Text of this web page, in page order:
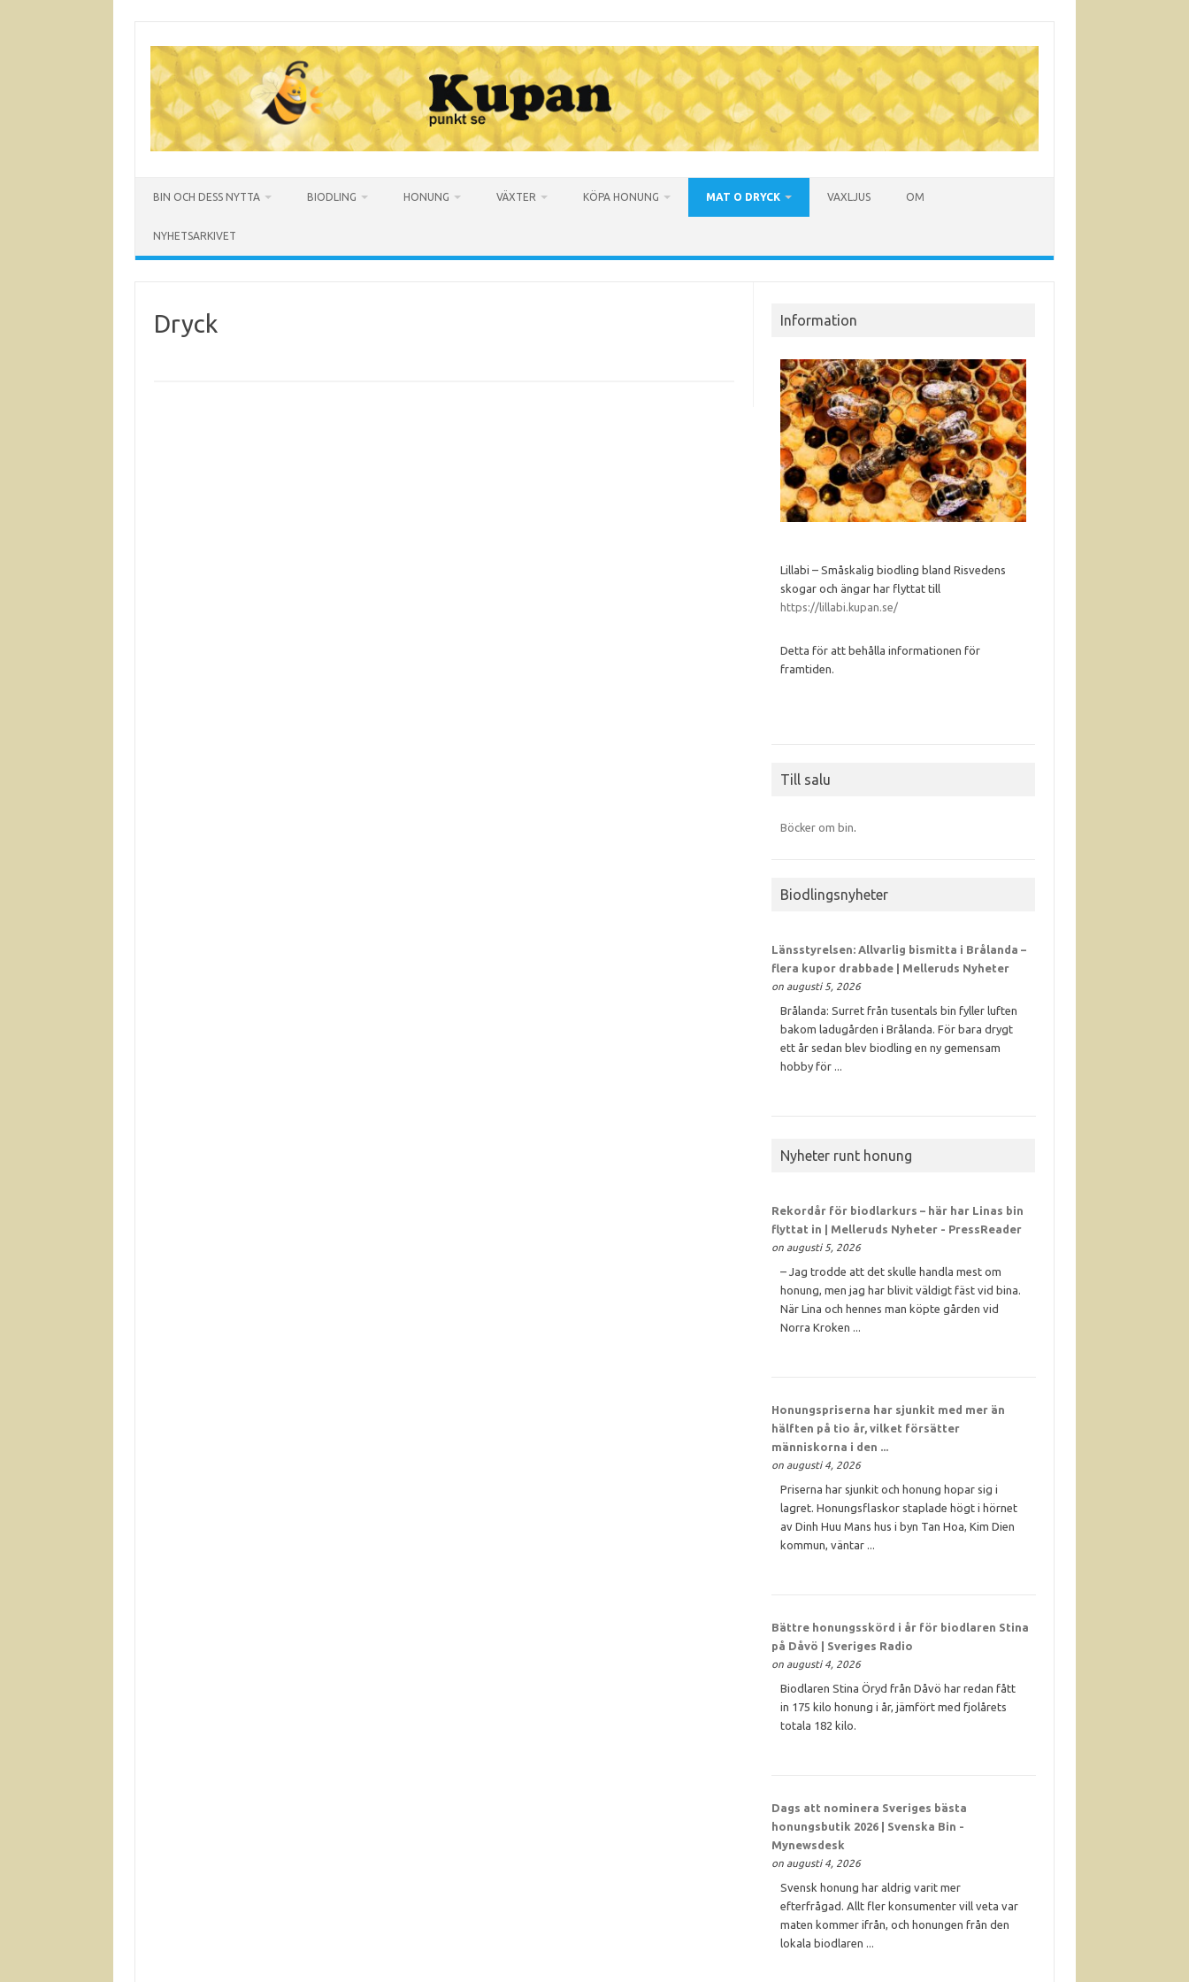
innehåll
BIN OCH DESS NYTTA BIODLING HONUNG VÄXTER KÖPA HONUNG MAT O DRYCK VAXLJUS OM
NYHETSARKIVET
Dryck Information
Lillabi – Småskalig biodling bland Risvedens
skogar och ängar har flyttat till
https://lillabi.kupan.se/
Detta för att behålla informationen för
framtiden.
Till salu
Böcker om bin.
Biodlingsnyheter
Länsstyrelsen: Allvarlig bismitta i Brålanda –
flera kupor drabbade | Melleruds Nyheter
on augusti 5, 2026
Brålanda: Surret från tusentals bin fyller luften
bakom ladugården i Brålanda. För bara drygt
ett år sedan blev biodling en ny gemensam
hobby för ...
Nyheter runt honung
Rekordår för biodlarkurs – här har Linas bin
flyttat in | Melleruds Nyheter - PressReader
on augusti 5, 2026
– Jag trodde att det skulle handla mest om
honung, men jag har blivit väldigt fäst vid bina.
När Lina och hennes man köpte gården vid
Norra Kroken ...
Honungspriserna har sjunkit med mer än
hälften på tio år, vilket försätter
människorna i den ...
on augusti 4, 2026
Priserna har sjunkit och honung hopar sig i
lagret. Honungsflaskor staplade högt i hörnet
av Dinh Huu Mans hus i byn Tan Hoa, Kim Dien
kommun, väntar ...
Bättre honungsskörd i år för biodlaren Stina
på Dåvö | Sveriges Radio
on augusti 4, 2026
Biodlaren Stina Öryd från Dåvö har redan fått
in 175 kilo honung i år, jämfört med fjolårets
totala 182 kilo.
Dags att nominera Sveriges bästa
honungsbutik 2026 | Svenska Bin -
Mynewsdesk
on augusti 4, 2026
Svensk honung har aldrig varit mer
efterfrågad. Allt fler konsumenter vill veta var
maten kommer ifrån, och honungen från den
lokala biodlaren ...